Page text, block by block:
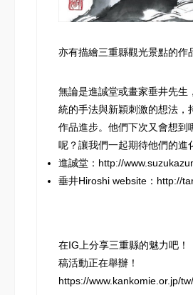
亦有描繪三重縣觀光景點的作
無論是進誠堂或畫家垂井先生
統的手法與新穎刺激的想法，
作品進步。他們下次又會想到
呢？讓我們一起期待他們的進
進誠堂： http://
垂井Hiroshi website： http://
在IG上分享三重縣的魅力吧！
稿活動正在舉辦！
https://www.kankomie.or.jp/